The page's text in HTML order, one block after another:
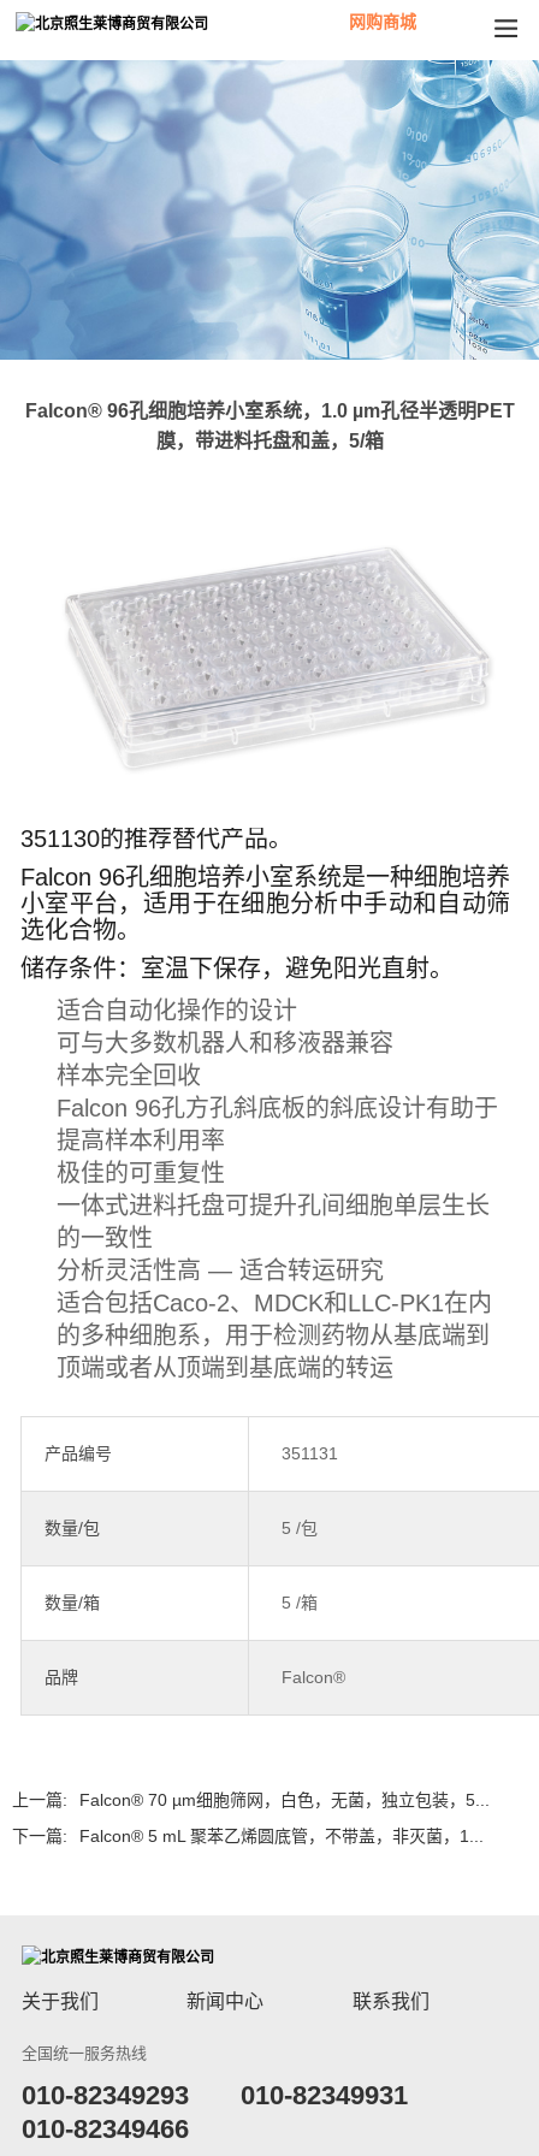
网购商城
Falcon® 96孔细胞培养小室系统，1.0 µm孔径半透明PET
膜，带进料托盘和盖，5/箱
351130的推荐替代产品。
Falcon 96孔细胞培养小室系统是一种细胞培养
小室平台，适用于在细胞分析中手动和自动筛
选化合物。
储存条件：室温下保存，避免阳光直射。
适合自动化操作的设计
可与大多数机器人和移液器兼容
样本完全回收
Falcon 96孔方孔斜底板的斜底设计有助于
提高样本利用率
极佳的可重复性
一体式进料托盘可提升孔间细胞单层生长
的一致性
分析灵活性高 — 适合转运研究
适合包括Caco-2、MDCK和LLC-PK1在内
的多种细胞系，用于检测药物从基底端到
顶端或者从顶端到基底端的转运
产品编号 351131
数量/包 5 /包
数量/箱 5 /箱
品牌 Falcon®
上一篇:
Falcon® 70 µm细胞筛网，白色，无菌，独立包装，5...
下一篇:
Falcon® 5 mL 聚苯乙烯圆底管，不带盖，非灭菌，1...
关于我们 新闻中心 联系我们
全国统一服务热线
​010-82349293
010-82349931
010-82349466